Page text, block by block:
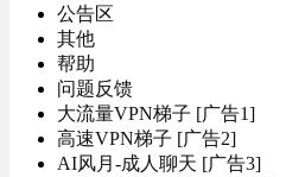
公告区
其他
帮助
问题反馈
大流量VPN梯子 [广告1]
高速VPN梯子 [广告2]
AI风月-成人聊天 [广告3]